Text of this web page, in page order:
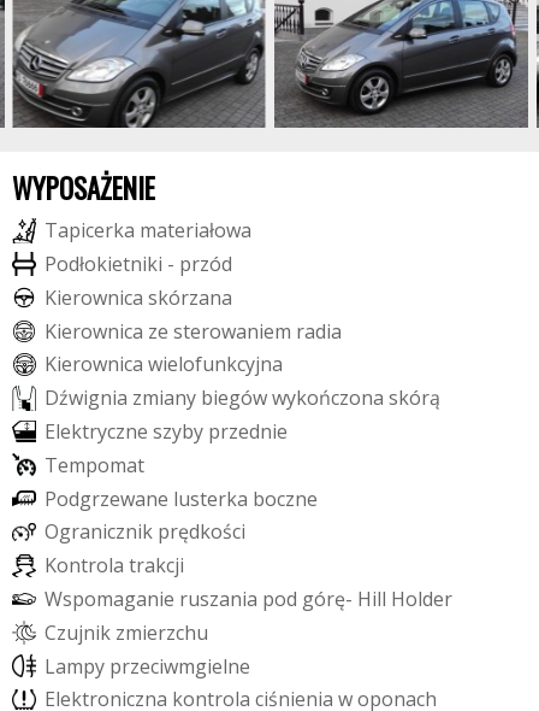
WYPOSAŻENIE
Tapicerka materiałowa
Podłokietniki - przód
Kierownica skórzana
Kierownica ze sterowaniem radia
Kierownica wielofunkcyjna
Dźwignia zmiany biegówwykończona skórą
Elektryczne szyby przednie
Tempomat
Podgrzewane lusterka boczne
Ogranicznik prędkości
Kontrola trakcji
Wspomaganie ruszania pod górę- Hill Holder
Czujnik zmierzchu
Lampy przeciwmgielne
Elektroniczna kontrola ciśnienia woponach